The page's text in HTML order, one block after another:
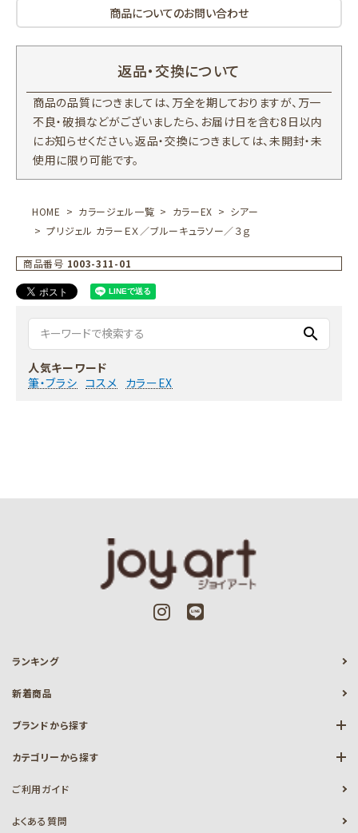
商品についてのお問い合わせ
返品・交換について
商品の品質につきましては、万全を期しておりますが、万一
不良・破損などがございましたら、お届け日を含む8日以内
にお知らせください。返品・交換につきましては、未開封・未
使用に限り可能です。
HOME カラージェル一覧 カラーEX
シアー
プリジェル カラーＥＸ／ブルーキュラソー／３ｇ
商品番号 1003-311-01
search
人気キーワード
筆・ブラシ コスメ カラーEX
ランキング
新着商品
ブランドから探す
カテゴリーから探す
ご利用ガイド
よくある質問